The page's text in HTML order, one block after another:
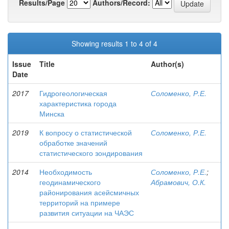
Results/Page
Authors/Record:
Showing results 1 to 4 of 4
Issue
Date
Title Author(s)
2017
Гидрогеологическая
характеристика города
Минска
Соломенко, Р.Е.
2019
К вопросу о статистической
обработке значений
статистического зондирования
Соломенко, Р.Е.
2014
Необходимость
геодинамического
районирования асейсмичных
территорий на примере
развития ситуации на ЧАЭС
Соломенко, Р.Е.;
Абрамович, О.К.